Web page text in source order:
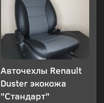
Авточехлы Renault
Duster экокожа
"Стандарт"